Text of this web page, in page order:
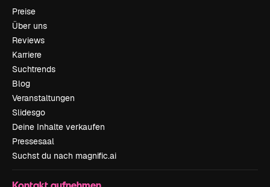
Preise
Über uns
Reviews
Karriere
Suchtrends
Blog
Veranstaltungen
Slidesgo
Deine Inhalte verkaufen
Pressesaal
Suchst du nach magnific.ai